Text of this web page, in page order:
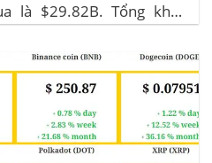
là $29.82B. Tổng khối
giao dịch tiền điện tử
dịch của...